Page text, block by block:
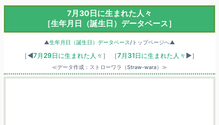
7月30日に生まれた人々
［生年月日（誕生日）データベース］
▲生年月日（誕生日）データベース/トップページへ▲
［◀7月29日に生まれた人々 ］ ［7月31日に生まれた人々 ▶］
≪データ作成：ストローワラ（Straw-wara）≫